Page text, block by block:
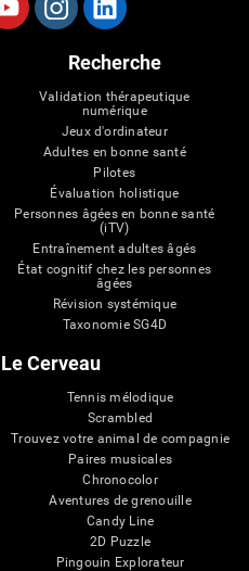
Recherche
Validation thérapeutique
numérique
Jeux d'ordinateur
Adultes en bonne santé
Pilotes
Évaluation holistique
Personnes âgées en bonne santé
(iTV)
Entraînement adultes âgés
État cognitif chez les personnes
âgées
Révision systémique
Taxonomie SG4D
Cerveau
Tennis mélodique
Scrambled
Trouvez votre animal de compagnie
Paires musicales
Chronocolor
Aventures de grenouille
Candy Line
2D Puzzle
Pingouin Explorateur